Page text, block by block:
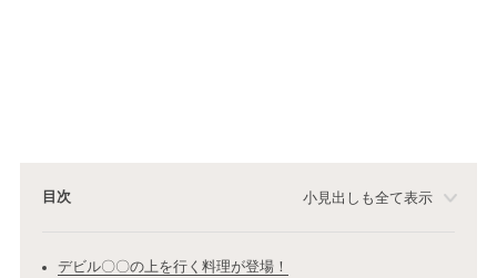
目次 小見出しも全て表示
デビル〇〇の上を行く料理が登場！